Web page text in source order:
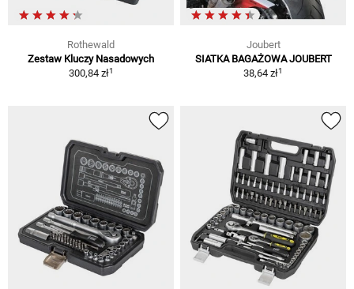
Rothewald
Zestaw Kluczy Nasadowych
300,84 zł1
Joubert
SIATKA BAGAŻOWA JOUBERT
38,64 zł1